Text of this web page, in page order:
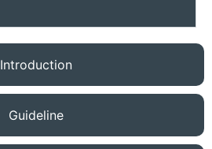
Introduction
Guideline